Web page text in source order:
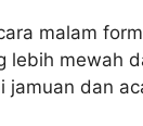
malam
lebih mewah
jamuan dan